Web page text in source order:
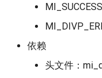
依赖
头文件：